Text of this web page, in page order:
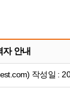
자 안내
작성일 :